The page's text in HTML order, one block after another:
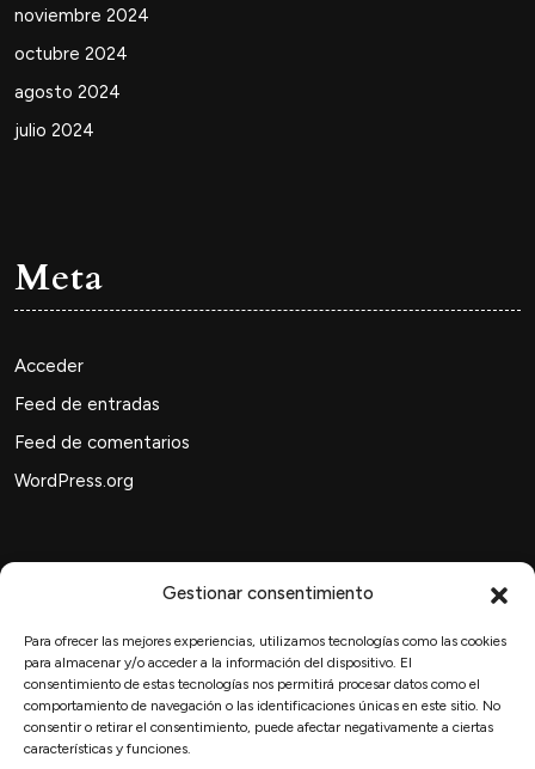
Gestionar consentimiento
Para ofrecer las mejores experiencias, utilizamos tecnologías como las cookies
para almacenar y/o acceder a la información del dispositivo. El
consentimiento de estas tecnologías nos permitirá procesar datos como el
comportamiento de navegación o las identificaciones únicas en este sitio. No
consentir o retirar el consentimiento, puede afectar negativamente a ciertas
características y funciones.
noviembre 2024
octubre 2024
agosto 2024
julio 2024
Meta
Acceder
Feed de entradas
Feed de comentarios
WordPress.org
Buscar
Buscar: